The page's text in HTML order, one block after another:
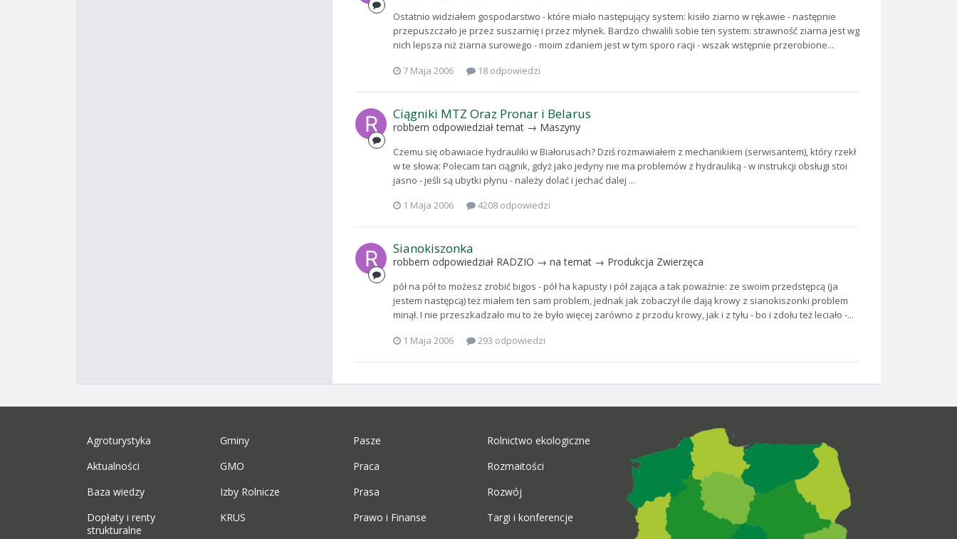
Ostatnio widziałem gospodarstwo - które miało następujący system: kisiło ziarno w rękawie - następnie
przepuszczało je przez suszarnię i przez młynek. Bardzo chwalili sobie ten system: strawność ziarna jest wg
nich lepsza niż ziarna surowego - moim zdaniem jest w tym sporo racji - wszak wstępnie przerobione...
7 Maja 2006
18 odpowiedzi
Ciągniki MTZ Oraz Pronar i Belarus
robbern odpowiedział temat → Maszyny
Czemu się obawiacie hydrauliki w Białorusach? Dziś rozmawiałem z mechanikiem (serwisantem), który rzekł
w te słowa: Polecam tan ciągnik, gdyż jako jedyny nie ma problemów z hydrauliką - w instrukcji obsługi stoi
jasno - jeśli są ubytki płynu - należy dolać i jechać dalej ...
1 Maja 2006
4208 odpowiedzi
Sianokiszonka
robbern odpowiedział RADZIO → na temat → Produkcja Zwierzęca
pół na pół to możesz zrobić bigos - pół ha kapusty i pół zająca a tak poważnie: ze swoim przedstępcą (ja
jestem następcą) też miałem ten sam problem, jednak jak zobaczył ile dają krowy z sianokiszonki problem
minął. I nie przeszkadzało mu to że było więcej zarówno z przodu krowy, jak i z tyłu - bo i zdołu też leciało -...
1 Maja 2006
293 odpowiedzi
Agroturystyka
Aktualności
Baza wiedzy
Dopłaty i renty
strukturalne
Gminy
GMO
Izby Rolnicze
KRUS
Pasze
Praca
Prasa
Prawo i Finanse
Rolnictwo ekologiczne
Rozmaitości
Rozwój
Targi i konferencje